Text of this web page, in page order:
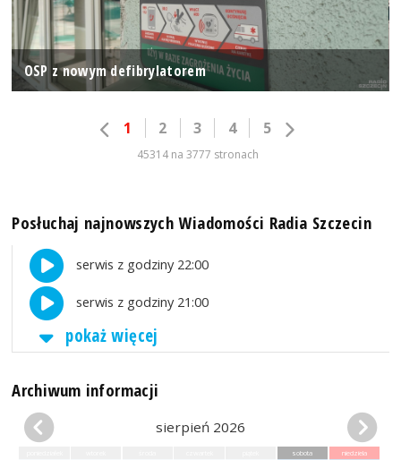
OSP z nowym defibrylatorem
1 2 3 4 5
45314 na 3777 stronach
Posłuchaj najnowszych Wiadomości Radia Szczecin
serwis z godziny 22:00
serwis z godziny 21:00
pokaż więcej
Archiwum informacji
sierpień 2026
sobota niedziela